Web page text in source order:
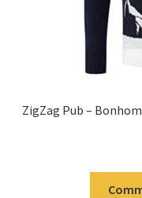
ZigZag Pub –